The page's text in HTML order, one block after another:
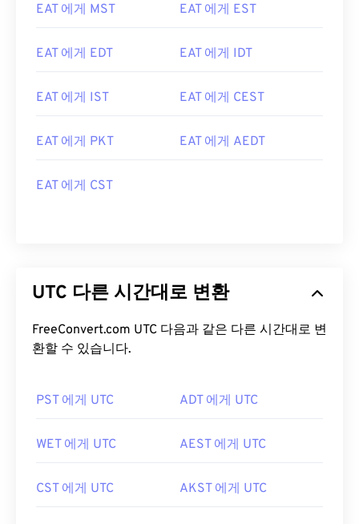
EAT 에게 MST EAT 에게 EST
EAT 에게 EDT EAT 에게 IDT
EAT 에게 IST EAT 에게 CEST
EAT 에게 PKT EAT 에게 AEDT
EAT 에게 CST
UTC 다른 시간대로 변환
FreeConvert.com UTC 다음과 같은 다른 시간대로 변
환할 수 있습니다.
PST 에게 UTC ADT 에게 UTC
WET 에게 UTC AEST 에게 UTC
CST 에게 UTC AKST 에게 UTC